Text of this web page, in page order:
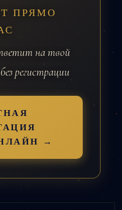
ПРЯМО
на твой
регистрации
→